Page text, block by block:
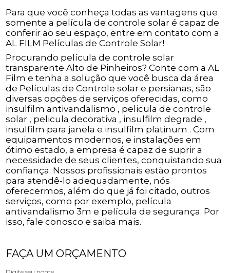
Para que você conheça todas as vantagens que
somente a película de controle solar é capaz de
conferir ao seu espaço, entre em contato com a
AL FILM Películas de Controle Solar!
Procurando película de controle solar
transparente Alto de Pinheiros? Conte com a AL
Film e tenha a solução que você busca da área
de Películas de Controle solar e persianas, são
diversas opções de serviços oferecidas, como
insulfilm antivandalismo , pelicula de controle
solar , pelicula decorativa , insulfilm degrade ,
insulfilm para janela e insulfilm platinum . Com
equipamentos modernos, e instalações em
ótimo estado, a empresa é capaz de suprir a
necessidade de seus clientes, conquistando sua
confiança. Nossos profissionais estão prontos
para atendê-lo adequadamente, nós
oferecermos, além do que já foi citado, outros
serviços, como por exemplo, película
antivandalismo 3m e película de segurança. Por
isso, fale conosco e saiba mais.
FAÇA UM ORÇAMENTO